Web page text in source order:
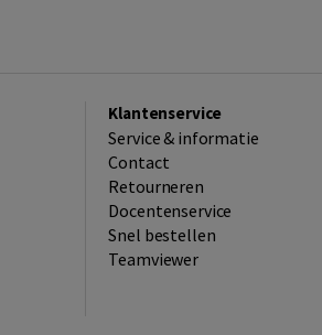
Klantenservice
Service & informatie
Contact
Retourneren
Docentenservice
Snel bestellen
Teamviewer